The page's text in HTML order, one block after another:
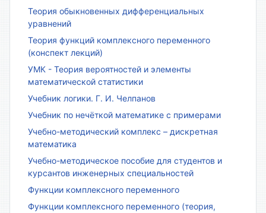
Теория обыкновенных дифференциальных
уравнений
Теория функций комплексного переменного
(конспект лекций)
УМК - Теория вероятностей и элементы
математической статистики
Учебник логики. Г. И. Челпанов
Учебник по нечёткой математике с примерами
Учебно-методический комплекс – дискретная
математика
Учебно-методическое пособие для студентов и
курсантов инженерных специальностей
Функции комплексного переменного
Функции комплексного переменного (теория,